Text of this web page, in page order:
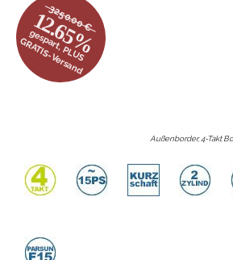
3250.00 €
12.65%
gespart, PLUS
GRATIS-Versand
Außenborder, 4-Takt